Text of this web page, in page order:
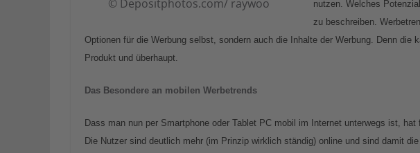
© Depositphotos.com/ raywoo
nutzen. Welches
zu beschreiben.
Optionen für die Werbung selbst, sondern auch die Inhalte der Werbung. Denn die
Produkt und überhaupt.
Das Besondere an mobilen Werbetrends
Dass man nun per Smartphone oder Tablet PC mobil im Internet unterwegs ist,
Die Nutzer sind deutlich mehr (im Prinzip wirklich ständig) online und sind damit